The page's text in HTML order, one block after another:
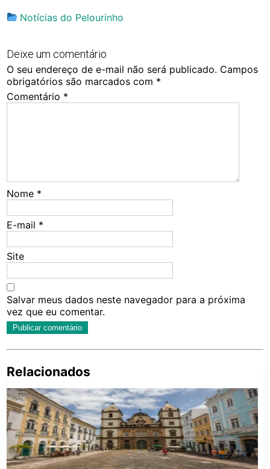
Notícias do Pelourinho
Deixe um comentário
O seu endereço de e-mail não será publicado. Campos
obrigatórios são marcados com *
Comentário *
Nome *
E-mail *
Site
Salvar meus dados neste navegador para a próxima
vez que eu comentar.
Relacionados